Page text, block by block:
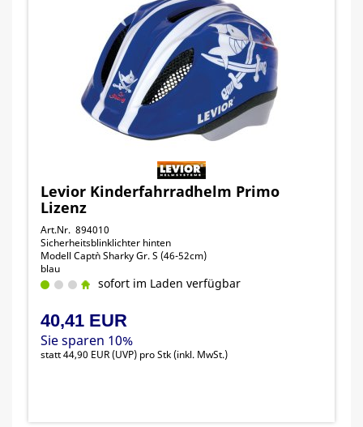
Levior Kinderfahrradhelm Primo
Lizenz
Art.Nr. 894010
Sicherheitsblinklichter hinten
Modell Capt`n Sharky Gr. S (46-52cm)
blau
sofort im Laden verfügbar
40,41 EUR
Sie sparen 10%
statt44,90 EUR(UVP) pro Stk (inkl. MwSt.)